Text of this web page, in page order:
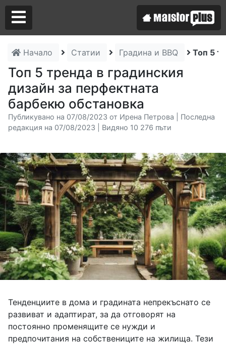
Начало Статии Градина и BBQ Топ 5
Топ 5 тренда в градинския
дизайн за перфектната
барбекю обстановка
Публикувано на 07/08/2023 от Ирена Петрова | Последна
редакция на 07/08/2023 | Видяно 10 276 пъти
Тенденциите в дома и градината непрекъснато се
развиват и адаптират, за да отговорят на
постоянно променящите се нужди и
предпочитания на собствениците на жилища. Тези
Аз съм майстор
Търся майстор